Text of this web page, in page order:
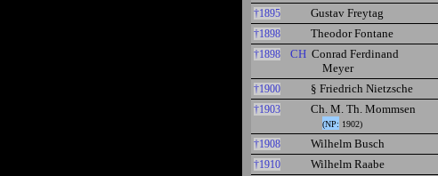
†1895 Gustav Freytag
†1898 Theodor Fontane
†1898 CH Conrad Ferdinand
Meyer
†1900 § Friedrich Nietzsche
†1903 Ch. M. Th. Mommsen
(NP: 1902)
†1908 Wilhelm Busch
†1910 Wilhelm Raabe